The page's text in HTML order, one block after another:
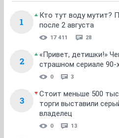
1
Кто тут воду мутит?
после 2 августа
17 411 28
2
«Привет, детишки!»
страшном сериале 90-
0 3
3
Стоит меньше 500
торги выставили
владелец
0 13